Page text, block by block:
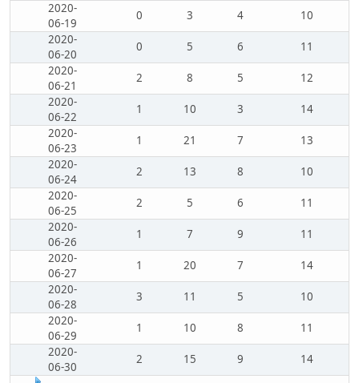
2020-
06-19
0 3 4
10
2020-
06-20
0 5 6
11
2020-
06-21
2 8 5
12
2020-
06-22
1 10 3
14
2020-
06-23
1 21 7
13
2020-
06-24
2 13 8
10
2020-
06-25
2 5 6
11
2020-
06-26
1 7 9
11
2020-
06-27
1 20 7
14
2020-
06-28
3 11 5
10
2020-
06-29
1 10 8
11
2020-
06-30
2 15 9 14